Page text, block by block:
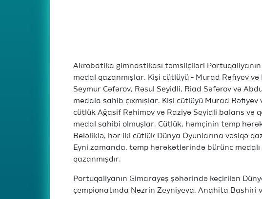
Akrobatika gimnastikası təmsilçiləri
medal qazanmışlar. Kişi cütlüyü - Murad Rəfiyev
Seymur Cəfərov, Rəsul Seyidli, Riad Səfərov və
medala sahib çıxmışlar. Kişi cütlüyü Murad Rəfiyev
cütlük Ağasif Rəhimov və Raziyə Seyidli balans və
medal sahibi olmuşlar. Cütlük, həmçinin temp
Beləliklə, hər iki cütlük Dünya Oyunlarına vəsiqə
Eyni zamanda, temp hərəkətlərində bürünc
qazanmışdır.
Portuqaliyanın Gimarayeş şəhərində keçirilən
çempionatında Nəzrin Zeyniyeva, Anahita Bashiri